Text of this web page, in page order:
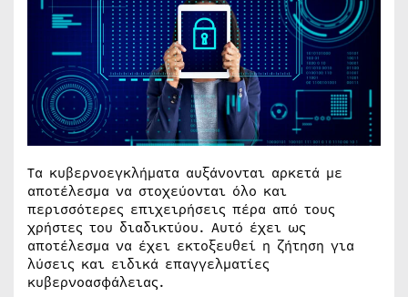
Τα κυβερνοεγκλήματα αυξάνονται αρκετά με
αποτέλεσμα να στοχεύονται όλο και
περισσότερες επιχειρήσεις πέρα από τους
χρήστες του διαδικτύου. Αυτό έχει ως
αποτέλεσμα να έχει εκτοξευθεί η ζήτηση για
λύσεις και ειδικά επαγγελματίες
κυβερνοασφάλειας.